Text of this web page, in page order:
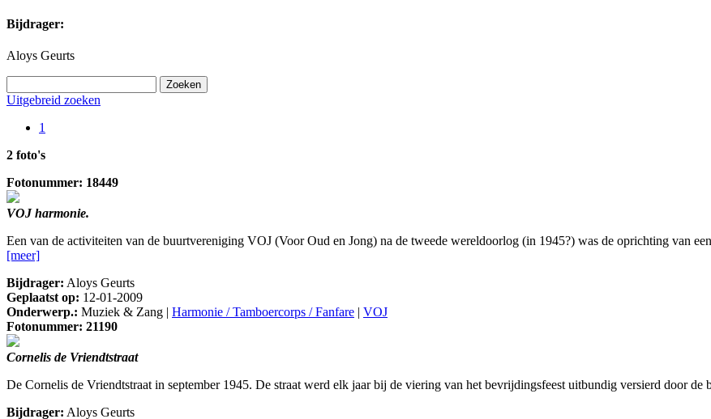
Bijdrager:
Aloys Geurts
Uitgebreid zoeken
1
2 foto's
Fotonummer: 18449
VOJ harmonie.
Een van de activiteiten van de buurtvereniging VOJ (Voor Oud en Jong) na de tweede wereldoorlog (in 1945?) was de oprichting van
[meer]
Bijdrager: Aloys Geurts
Geplaatst op: 12-01-2009
Onderwerp.: Muziek & Zang | Harmonie / Tamboercorps / Fanfare | VOJ
Fotonummer: 21190
Cornelis de Vriendtstraat
De Cornelis de Vriendtstraat in september 1945. De straat werd elk jaar bij de viering van het bevrijdingsfeest uitbundig versierd door
Bijdrager: Aloys Geurts